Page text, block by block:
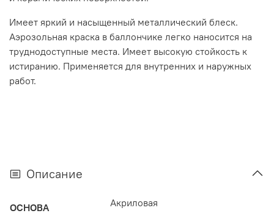
Имеет яркий и насыщенный металлический блеск.
Аэрозольная краска в баллончике легко наносится на
труднодоступные места. Имеет высокую стойкость к
истиранию. Применяется для внутренних и наружных
работ.
Описание
ОСНОВА Акриловая